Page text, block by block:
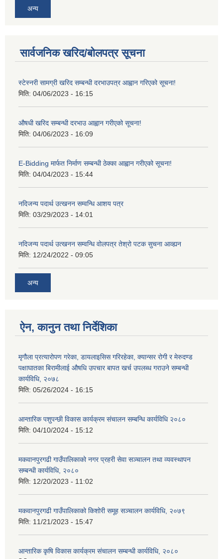
अन्य
सार्वजनिक खरिद/बोलपत्र सूचना
स्टेस्नरी सामग्री खरिद सम्बन्धी दरभाउपत्र आह्वान गरिएको सूचना!
मिति: 04/06/2023 - 16:15
औषधी खरिद सम्बन्धी दरभाउ आह्वान गरीएको सूचना!
मिति: 04/06/2023 - 16:09
E-Bidding मार्फत निर्माण सम्बन्धी ठेक्का आह्वान गरीएको सूचना!
मिति: 04/04/2023 - 15:44
नदिजन्य पदार्थ उत्खनन सम्वन्धि आशय पत्र
मिति: 03/29/2023 - 14:01
नदिजन्य पदार्थ उत्खनन सम्वन्धि वोलपत्र तेश्रो पटक सुचना आव्ह्यन
मिति: 12/24/2022 - 09:05
अन्य
ऐन, कानुन तथा निर्देशिका
मृगौला प्रत्यारोपण गरेका, डायलाइसिस गरिरहेका, क्यान्सर रोगी र मेरुदण्‍ड
पक्षाघातका बिरामीलाई ‍औषधि उपचार बापत खर्च उपलब्ध गराउने सम्बन्धी
कार्यविधि, २०७८
मिति: 05/26/2024 - 16:15
आन्तारिक पशुपन्छी विकास कार्यक्रम संचालन सम्बन्धि कार्यविधि २०८०
मिति: 04/10/2024 - 15:12
मकवानपुरगढी गाउँपालिकाको नगर प्रहरी सेवा सञ्‍चालन तथा व्‍यवस्‍थापन
सम्बन्धी कार्यविधि, २०८०
मिति: 12/20/2023 - 11:02
मकवानपुरगढी गाउँपालिकाको किशोरी समूह सञ्‍चालन कार्यविधि, २०७९
मिति: 11/21/2023 - 15:47
आन्तारिक कृषि विकास कार्यक्रम संचालन सम्बन्धी कार्यविधि, २०८०